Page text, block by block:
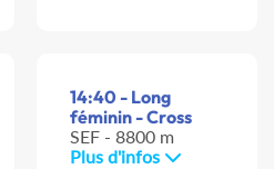
14:40 - Long
féminin - Cross
SEF - 8800 m
Plus d'infos